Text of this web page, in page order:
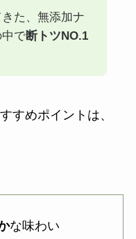
た、無添加ナ
で断トツNO.1
すめポイントは、
な味わい